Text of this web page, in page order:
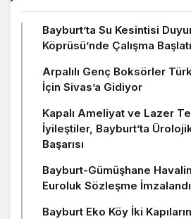
Bayburt’ta Su Kesintisi
Köprüsü’nde Çalışma
Arpalılı Genç Boksörler
İçin Sivas’a Gidiyor
Kapalı Ameliyat ve Lazer
İyileştiler, Bayburt’ta
Başarısı
Bayburt-Gümüşhane
Euroluk Sözleşme İmzalandı
Bayburt Eko Köy İki